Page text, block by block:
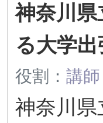
神奈川
る大学
役割： 講師
神奈川